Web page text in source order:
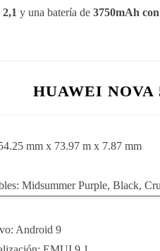
y una batería de 3750mAh
HUAWEI NOVA
mm x 73.97 m x 7.87 mm
Midsummer Purple, Black,
Android 9